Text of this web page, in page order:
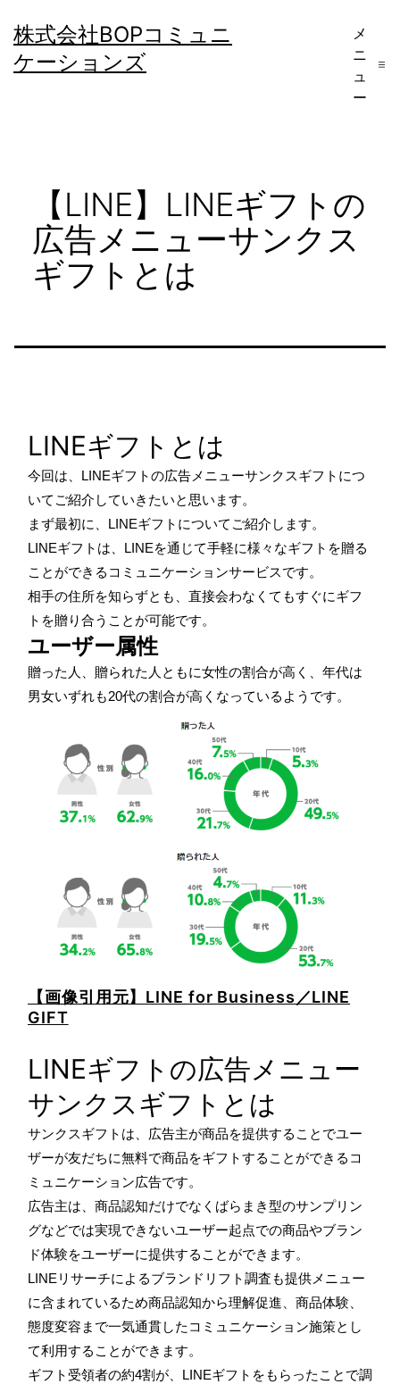
ン
テ
株式会社BOPコミュニ
ケーションズ
メ
ニ
ュ
ー
【LINE】LINEギフトの
広告メニューサンクス
ギフトとは
LINEギフトとは
今回は、LINEギフトの広告メニューサンクスギフトにつ
いてご紹介していきたいと思います。
まず最初に、LINEギフトについてご紹介します。
LINEギフトは、LINEを通じて手軽に様々なギフトを贈る
ことができるコミュニケーションサービスです。
相手の住所を知らずとも、直接会わなくてもすぐにギフ
トを贈り合うことが可能です。
ユーザー属性
贈った人、贈られた人ともに女性の割合が高く、年代は
男女いずれも20代の割合が高くなっているようです。
【画像引用元】LINE for Business／LINE
GIFT
LINEギフトの広告メニュー
サンクスギフトとは
サンクスギフトは、広告主が商品を提供することでユー
ザーが友だちに無料で商品をギフトすることができるコ
ミュニケーション広告です。
広告主は、商品認知だけでなくばらまき型のサンプリン
グなどでは実現できないユーザー起点での商品やブラン
ド体験をユーザーに提供することができます。
LINEリサーチによるブランドリフト調査も提供メニュー
に含まれているため商品認知から理解促進、商品体験、
態度変容まで一気通貫したコミュニケーション施策とし
て利用することができます。
ギフト受領者の約4割が、LINEギフトをもらったことで調